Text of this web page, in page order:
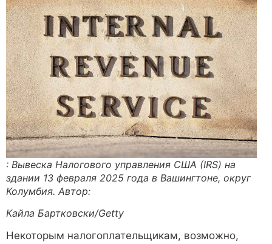
: Вывеска Налогового управления США (IRS) на
здании 13 февраля 2025 года в Вашингтоне, округ
Колумбия. Автор:
Кайла Бартковски/Getty
Некоторым налогоплательщикам, возможно,